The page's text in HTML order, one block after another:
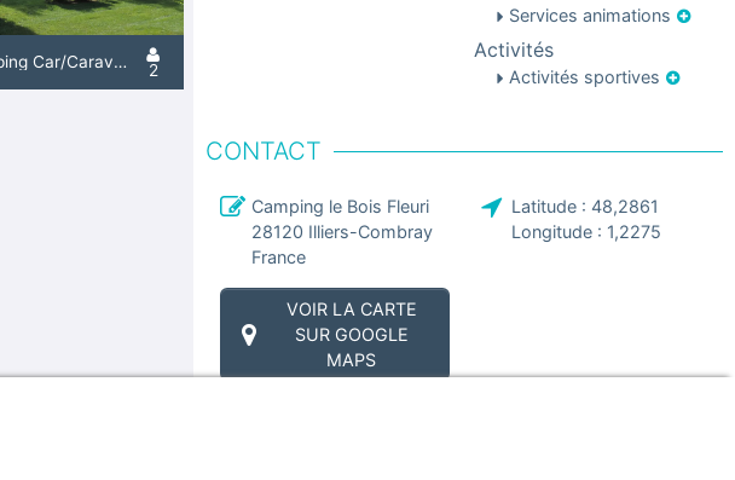
Services animations
Activités
Activités sportives
CONTACT
Camping le Bois Fleuri
28120 Illiers-Combray
France
Latitude : 48,2861
Longitude : 1,2275
VOIR LA CARTE
SUR GOOGLE
MAPS
Forfait 2Pers Camping Car/Caravane/Fourgon +Élec 2